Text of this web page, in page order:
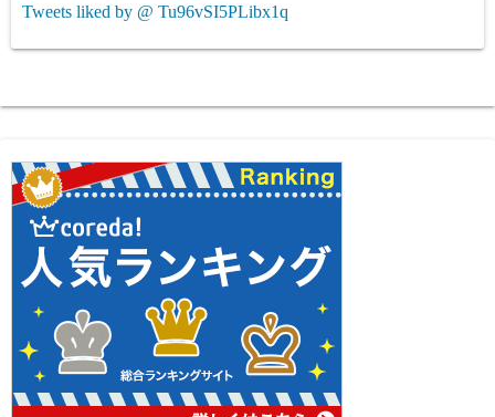
Tweets liked by @ Tu96vSI5PLibx1q